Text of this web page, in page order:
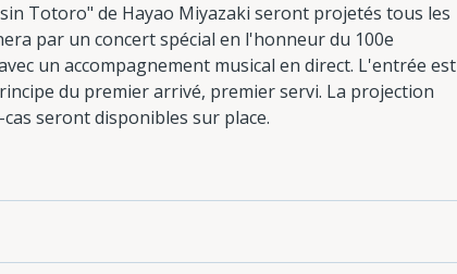
Totoro" de Hayao Miyazaki seront projetés tous les
par un concert spécial en l'honneur du 100e
un accompagnement musical en direct. L'entrée est
du premier arrivé, premier servi. La projection
seront disponibles sur place.